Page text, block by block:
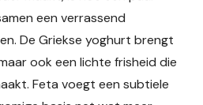
een verrassend
De Griekse yoghurt brengt
ook een lichte frisheid die
Feta voegt een subtiele